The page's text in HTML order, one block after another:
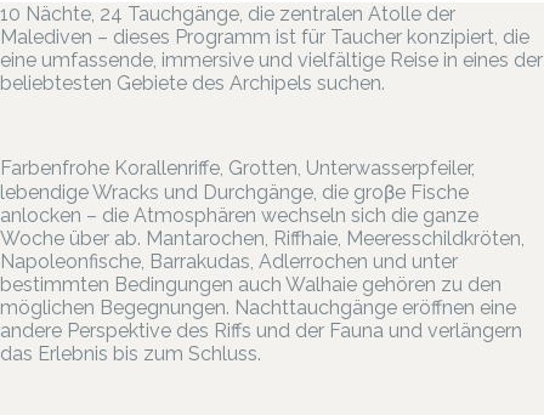
10 Nächte, 24 Tauchgänge, die zentralen Atolle der
Malediven – dieses Programm ist für Taucher konzipiert, die
eine umfassende, immersive und vielfältige Reise in eines der
beliebtesten Gebiete des Archipels suchen.
Farbenfrohe Korallenriffe, Grotten, Unterwasserpfeiler,
lebendige Wracks und Durchgänge, die groβe Fische
anlocken – die Atmosphären wechseln sich die ganze
Woche über ab. Mantarochen, Riffhaie, Meeresschildkröten,
Napoleonfische, Barrakudas, Adlerrochen und unter
bestimmten Bedingungen auch Walhaie gehören zu den
möglichen Begegnungen. Nachttauchgänge eröffnen eine
andere Perspektive des Riffs und der Fauna und verlängern
das Erlebnis bis zum Schluss.